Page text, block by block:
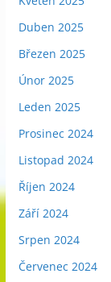
Duben 2025
Březen 2025
Únor 2025
Leden 2025
Prosinec 2024
Listopad 2024
Říjen 2024
Září 2024
Srpen 2024
Červenec 2024